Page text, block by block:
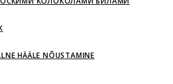
HÄÄLE NÕUSTAMINE